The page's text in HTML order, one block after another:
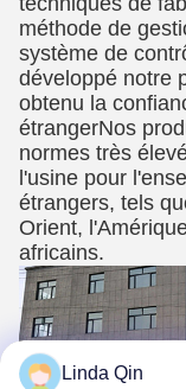
méthode de
système de
développé notre
obtenu la
étrangerNos
normes très
l'usine pour
étrangers, tels
Orient,
africains.
Linda Qin